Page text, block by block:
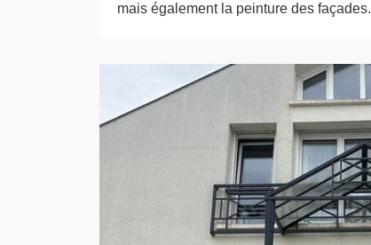
mais également la peinture des façades.